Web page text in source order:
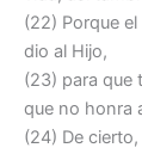
(22) Porque
dio al Hijo,
(23) para que
que no honra
(24) De